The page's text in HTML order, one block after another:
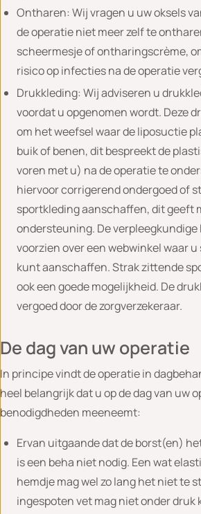
Ontharen: Wij vragen u uw oksels
de operatie niet meer zelf te
scheermesje of ontharingscrème,
risico op infecties na de operatie
Drukkleding: Wij adviseren u
voordat u opgenomen wordt. Deze
om het weefsel waar de liposuctie
buik of benen, dit bespreekt de
voren met u) na de operatie te
hiervoor corrigerend ondergoed of
sportkleding aanschaffen, dit geeft
ondersteuning. De verpleegkundige
voorzien over een webwinkel waar
kunt aanschaffen. Strak zittende
ook een goede mogelijkheid. De
vergoed door de zorgverzekeraar.
De dag van uw operatie
In principe vindt de operatie in
heel belangrijk dat u op de dag van uw
benodigdheden meeneemt:
Ervan uitgaande dat de borst(en)
is een beha niet nodig. Een wat
hemdje mag wel zo lang het niet te
ingespoten vet mag niet onder druk